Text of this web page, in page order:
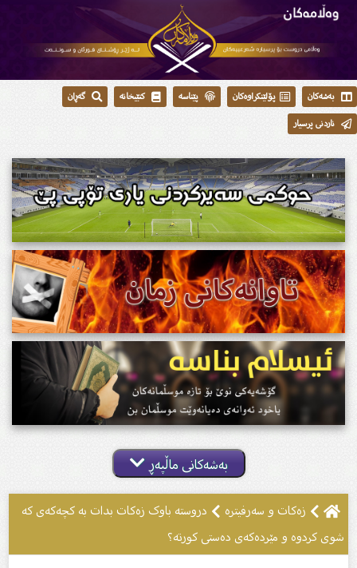
بەشەکان پۆلێنکراوەکان پێناسە کتێبخانە
گەڕان
ناردنی پرسیار
بەشەکانی ماڵپەڕ
زەکات و سەرفیترە
دروستە باوک زەکات بدات بە کچەکەى کە
شوی کردوە و مێردەکەى دەستى کورتە؟